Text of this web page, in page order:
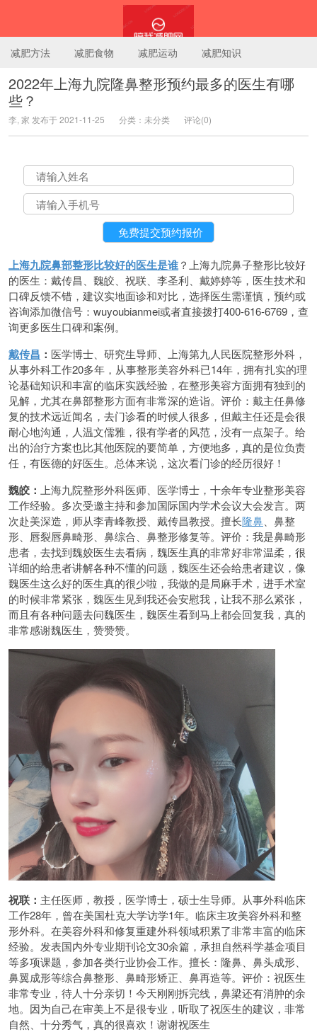
减肥方法 减肥食物 减肥运动 减肥知识
2022年上海九院隆鼻整形预约最多的医生有哪
些？
李, 家 发布于 2021-11-25 分类：未分类 评论(0)
上海九院鼻部整形比较好的医生是谁？上海九院鼻子整形比较好
的医生：戴传昌、魏皎、祝联、李圣利、戴婷婷等，医生技术和
口碑反馈不错，建议实地面诊和对比，选择医生需谨慎，预约或
咨询添加微信号：wuyoubianmei或者直接拨打400-616-6769，查
询更多医生口碑和案例。
戴传昌 ： 医学博士、研究生导师、上海第九人民医院整形外科，
从事外科工作20多年，从事整形美容外科已14年，拥有扎实的理
论基础知识和丰富的临床实践经验，在整形美容方面拥有独到的
见解，尤其在鼻部整形方面有非常深的造诣。评价：戴主任鼻修
复的技术远近闻名，去门诊看的时候人很多，但戴主任还是会很
耐心地沟通，人温文儒雅，很有学者的风范，没有一点架子。给
出的治疗方案也比其他医院的要简单，方便地多，真的是位负责
任，有医德的好医生。总体来说，这次看门诊的经历很好！
魏皎： 上海九院整形外科医师、医学博士，十余年专业整形美容
工作经验。多次受邀主持和参加国际国内学术会议大会发言。两
次赴美深造，师从李青峰教授、戴传昌教授。擅长隆鼻 、鼻整
形、唇裂唇鼻畸形、鼻综合、鼻整形修复等。评价：我是鼻畸形
患者，去找到魏姣医生去看病，魏医生真的非常好非常温柔，很
详细的给患者讲解各种不懂的问题，魏医生还会给患者建议，像
魏医生这么好的医生真的很少啦，我做的是局麻手术，进手术室
的时候非常紧张，魏医生见到我还会安慰我，让我不那么紧张，
而且有各种问题去问魏医生，魏医生看到马上都会回复我，真的
非常感谢魏医生，赞赞赞。
祝联： 主任医师，教授，医学博士，硕士生导师。从事外科临床
工作28年，曾在美国杜克大学访学1年。临床主攻美容外科和整
形外科。在美容外科和修复重建外科领域积累了非常丰富的临床
经验。发表国内外专业期刊论文30余篇，承担自然科学基金项目
等多项课题，参加各类行业协会工作。擅长：隆鼻、鼻头成形、
鼻翼成形等综合鼻整形、鼻畸形矫正、鼻再造等。评价：祝医生
非常专业，待人十分亲切！今天刚刚拆完线，鼻梁还有消肿的余
地。因为自己在审美上不是很专业，听取了祝医生的建议，非常
自然、十分秀气，真的很喜欢！谢谢祝医生